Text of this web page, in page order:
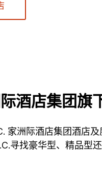
酒店集团旗
洲际酒店集团酒店
寻找豪华型、精品型